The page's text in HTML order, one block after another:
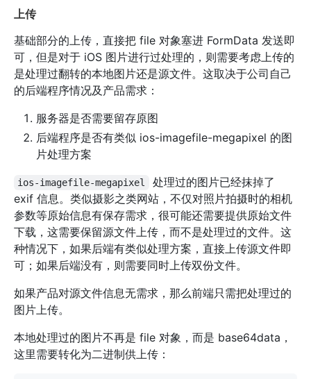
上传
基础部分的上传，直接把 file 对象塞进 FormData 发送即
可，但是对于 iOS 图片进行过处理的，则需要考虑上传的
是处理过翻转的本地图片还是源文件。这取决于公司自己
的后端程序情况及产品需求：
服务器是否需要留存原图
后端程序是否有类似 ios-imagefile-megapixel 的图
片处理方案
ios-imagefile-megapixel
处理过的图片已经抹掉了
exif 信息。类似摄影之类网站，不仅对照片拍摄时的相机
参数等原始信息有保存需求，很可能还需要提供原始文件
下载，这需要保留源文件上传，而不是处理过的文件。这
种情况下，如果后端有类似处理方案，直接上传源文件即
可；如果后端没有，则需要同时上传双份文件。
如果产品对源文件信息无需求，那么前端只需把处理过的
图片上传。
本地处理过的图片不再是 file 对象，而是 base64data，
这里需要转化为二进制供上传：